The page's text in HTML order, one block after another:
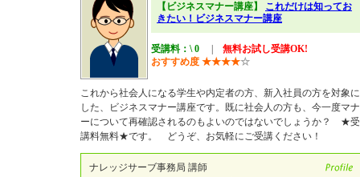
【ビジネスマナー講座】 これだけは知ってお
きたい！ビジネスマナー講座
受講料：\ 0
無料お試し受講OK!
おすすめ度 ★★★★☆
これから社会人になる学生や内定者の方、新入社員の方を対象に
した、ビジネスマナー講座です。既に社会人の方も、今一度マナ
ーについて再確認されるのもよいのではないでしょうか？ ★受
講料無料★です。 どうぞ、お気軽にご受講ください！
ナレッジサーブ事務局 講師